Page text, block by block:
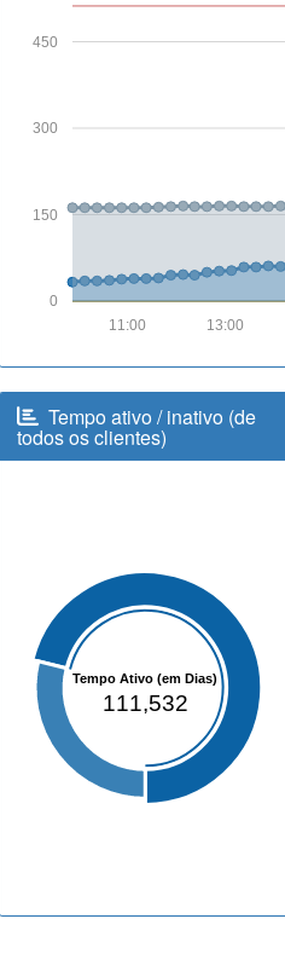
0
150
300
450
13:00
11:00
Tempo ativo / inativo (de
todos os clientes)
Tempo Ativo (em Dias)
111,532